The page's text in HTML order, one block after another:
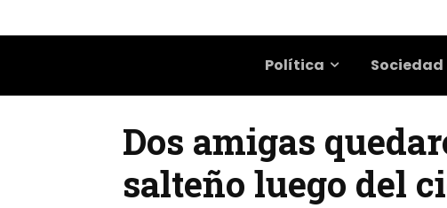
Política Sociedad
Dos amigas
salteño luego del